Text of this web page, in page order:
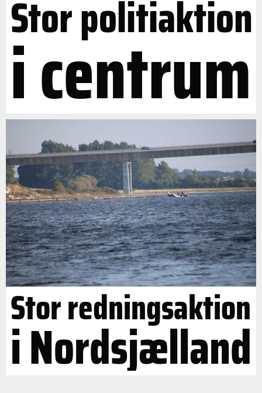
Stor politiaktion
i centrum
Stor redningsaktion
i Nordsjælland